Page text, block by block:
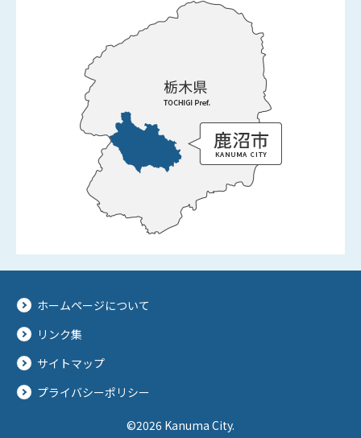
ホームページについて
リンク集
サイトマップ
プライバシーポリシー
©2026 Kanuma City.